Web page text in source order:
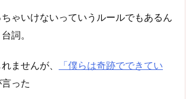
ちゃいけないっていうルールでもあるん
詞。
ませんが、
「僕らは奇跡でできてい
った